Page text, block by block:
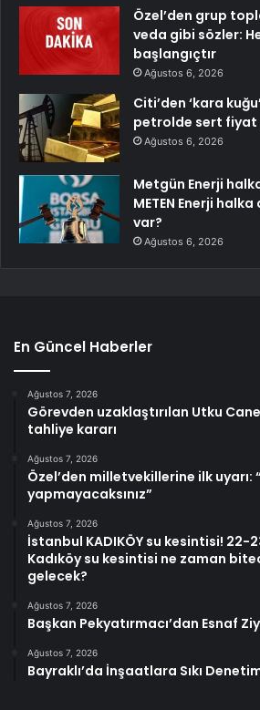
Özel’den grup
veda gibi sözler:
başlangıçtır
Ağustos 6, 2026
Citi’den ‘kara
petrolde sert fiyat
Ağustos 6, 2026
Metgün Enerji
METEN Enerji
var?
Ağustos 6, 2026
En Güncel Haberler
Ağustos 7, 2026
Görevden uzaklaştırılan Utku
tahliye kararı
Ağustos 7, 2026
Özel’den milletvekillerine ilk uyarı:
yapmayacaksınız”
Ağustos 7, 2026
İstanbul KADIKÖY su kesintisi! 22-
Kadıköy su kesintisi ne zaman
gelecek?
Ağustos 7, 2026
Başkan Pekyatırmacı’dan Esnaf
Ağustos 7, 2026
Bayraklı’da İnşaatlara Sıkı